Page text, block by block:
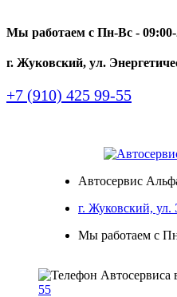
Мы работаем с Пн-Вc - 09:00-
г. Жуковский, ул.
+7 (910) 425 99-55
Автосервис
г. Жуковский, ул.
Мы работаем с
55